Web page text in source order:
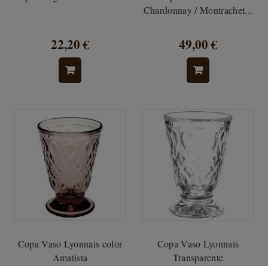
22,20 €
Chardonnay / Montrachet...
49,00 €
Copa Vaso Lyonnais color
Amatista
Copa Vaso Lyonnais
Transparente